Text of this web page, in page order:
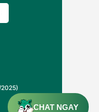
CHAT NGAY
2025)